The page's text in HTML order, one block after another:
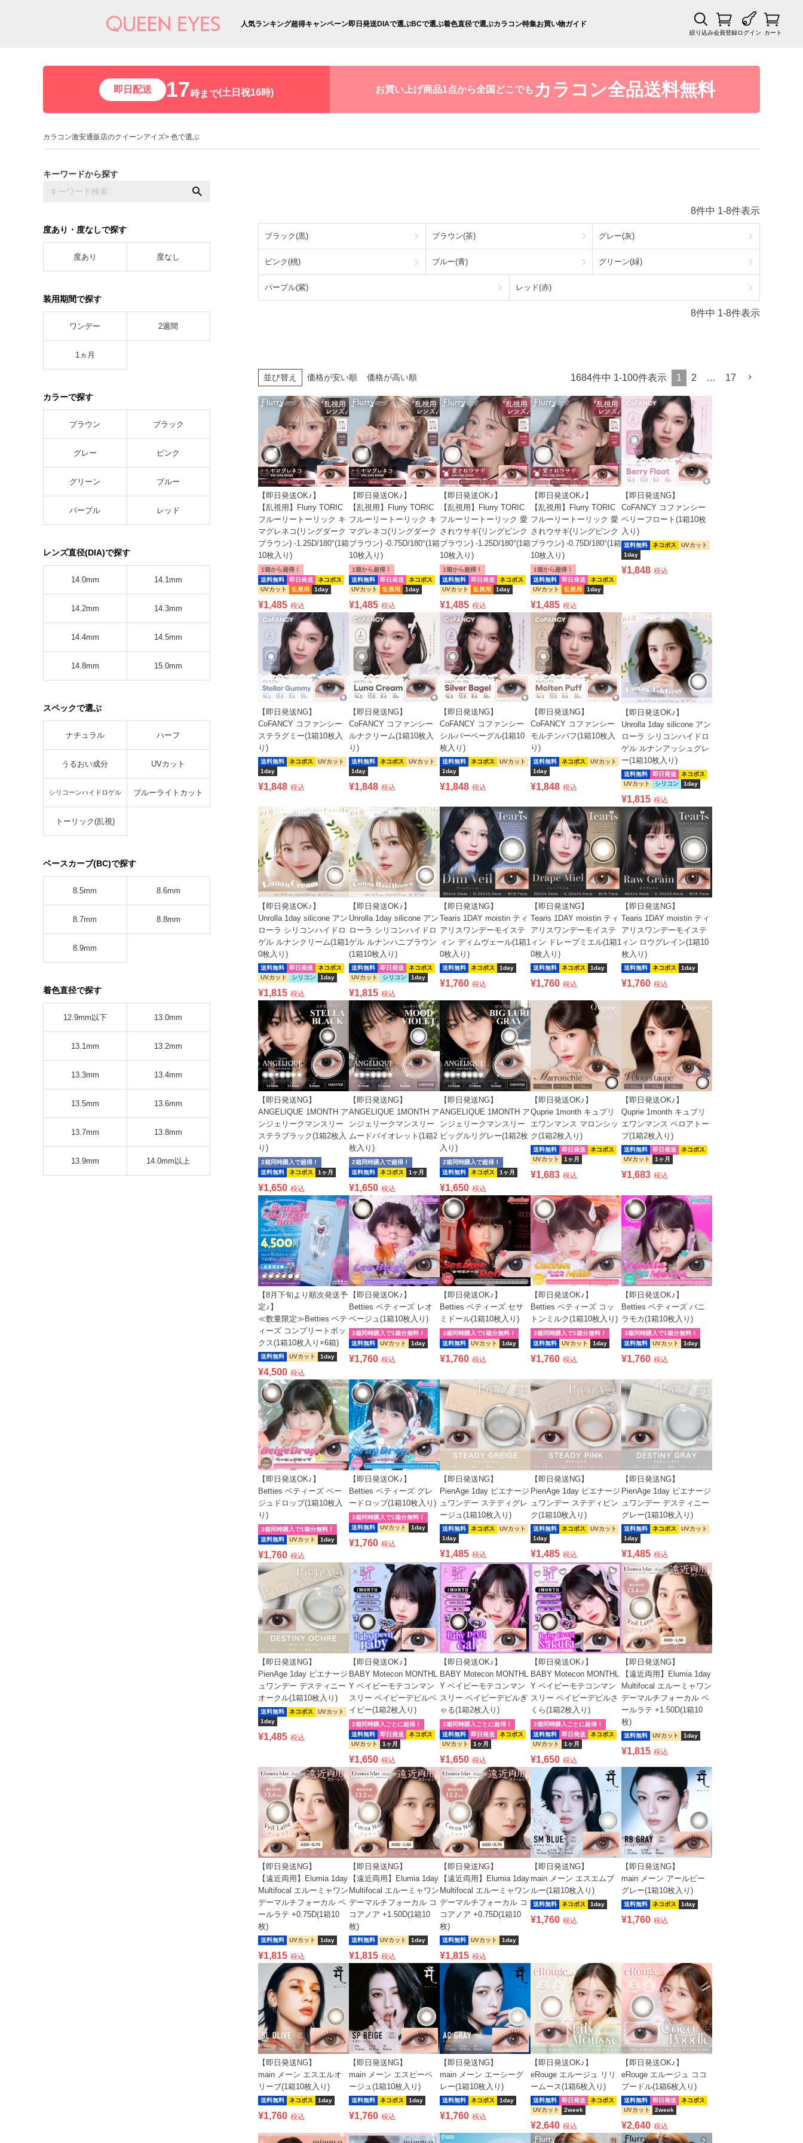
人気ランキング超得キャンペーン即日発送DIAで選ぶBCで選ぶ着色直径で選ぶカラコン特集お買い物ガイド
絞り込み会員登録ログイン カート
即日配送 17時まで(土日祝16時) お買い上げ商品1点から全国どこでも カラコン全品送料無料
カラコン激安通販店のクイーンアイズ 色で選ぶ
キーワードから探す
度あり・度なしで探す
度あり 度なし
装用期間で探す
ワンデー 2週間
1ヵ月
カラーで探す
ブラウン ブラック
グレー ピンク
グリーン ブルー
パープル レッド
レンズ直径(DIA)で探す
14.0mm 14.1mm
14.2mm 14.3mm
14.4mm 14.5mm
14.8mm 15.0mm
スペックで選ぶ
ナチュラル ハーフ
うるおい成分 UVカット
シリコーンハイドロゲル ブルーライトカット
トーリック(乱視)
ベースカーブ(BC)で探す
8.5mm 8.6mm
8.7mm 8.8mm
8.9mm
着色直径で探す
12.9mm以下 13.0mm
13.1mm 13.2mm
13.3mm 13.4mm
13.5mm 13.6mm
13.7mm 13.8mm
13.9mm 14.0mm以上
8件中 1-8件表示
ブラック(黒) ブラウン(茶) グレー(灰)
ピンク(桃) ブルー(青) グリーン(緑)
パープル(紫) レッド(赤)
8件中 1-8件表示
並び替え 価格が安い順 価格が高い順 1684件中 1-100件表示 1 2 … 17
【即日発送OK♪】
【乱視用】Flurry TORIC
フルーリートーリック キ
マグレネコ(リングダーク
ブラウン) -1.25D/180°(1箱
10枚入り)
送料無料 即日発送
ネコポス
UVカット
乱視用 1day
1箱から超得！
¥1,485 税込
【即日発送OK♪】
【乱視用】Flurry TORIC
フルーリートーリック キ
マグレネコ(リングダーク
ブラウン) -0.75D/180°(1箱
10枚入り)
送料無料 即日発送
ネコポス
UVカット
乱視用 1day
1箱から超得！
¥1,485 税込
【即日発送OK♪】
【乱視用】Flurry TORIC
フルーリートーリック 愛
されウサギ(リングピンク
ブラウン) -1.25D/180°(1箱
10枚入り)
送料無料 即日発送
ネコポス
UVカット
乱視用 1day
1箱から超得！
¥1,485 税込
【即日発送OK♪】
【乱視用】Flurry TORIC
フルーリートーリック 愛
されウサギ(リングピンク
ブラウン) -0.75D/180°(1箱
10枚入り)
送料無料 即日発送
ネコポス
UVカット
乱視用 1day
1箱から超得！
¥1,485 税込
【即日発送NG】
CoFANCY コファンシー
ベリーフロート(1箱10枚
入り)
送料無料 ネコポス
UVカット
1day
¥1,848 税込
【即日発送NG】
CoFANCY コファンシー
ステラグミー(1箱10枚入
り)
送料無料 ネコポス
UVカット
1day
¥1,848 税込
【即日発送NG】
CoFANCY コファンシー
ルナクリーム(1箱10枚入
り)
送料無料 ネコポス
UVカット
1day
¥1,848 税込
【即日発送NG】
CoFANCY コファンシー
シルバーベーグル(1箱10
枚入り)
送料無料 ネコポス
UVカット
1day
¥1,848 税込
【即日発送NG】
CoFANCY コファンシー
モルテンパフ(1箱10枚入
り)
送料無料 ネコポス
UVカット
1day
¥1,848 税込
【即日発送OK♪】
Unrolla 1day silicone アン
ローラ シリコンハイドロ
ゲル ルナンアッシュグレ
ー(1箱10枚入り)
送料無料 即日発送
ネコポス
UVカット
シリコン 1day
¥1,815 税込
【即日発送OK♪】
Unrolla 1day silicone アン
ローラ シリコンハイドロ
ゲル ルナンクリーム(1箱1
0枚入り)
送料無料 即日発送
ネコポス
UVカット
シリコン 1day
¥1,815 税込
【即日発送OK♪】
Unrolla 1day silicone アン
ローラ シリコンハイドロ
ゲル ルナンハニブラウン
(1箱10枚入り)
送料無料 即日発送
ネコポス
UVカット
シリコン 1day
¥1,815 税込
【即日発送NG】
Tearis 1DAY moistin ティ
アリスワンデーモイステ
ィン ディムヴェール(1箱1
0枚入り)
送料無料 ネコポス 1day
¥1,760 税込
【即日発送NG】
Tearis 1DAY moistin ティ
アリスワンデーモイステ
ィン ドレープミエル(1箱1
0枚入り)
送料無料 ネコポス 1day
¥1,760 税込
【即日発送NG】
Tearis 1DAY moistin ティ
アリスワンデーモイステ
ィン ロウグレイン(1箱10
枚入り)
送料無料 ネコポス 1day
¥1,760 税込
【即日発送NG】
ANGELIQUE 1MONTH ア
ンジェリークマンスリー
ステラブラック(1箱2枚入
り)
送料無料 ネコポス 1ヶ月
2箱同時購入で超得！
¥1,650 税込
【即日発送NG】
ANGELIQUE 1MONTH ア
ンジェリークマンスリー
ムードバイオレット(1箱2
枚入り)
送料無料 ネコポス 1ヶ月
2箱同時購入で超得！
¥1,650 税込
【即日発送NG】
ANGELIQUE 1MONTH ア
ンジェリークマンスリー
ビッグルリグレー(1箱2枚
入り)
送料無料 ネコポス 1ヶ月
2箱同時購入で超得！
¥1,650 税込
【即日発送OK♪】
Quprie 1month キュプリ
エワンマンス マロンシッ
ク(1箱2枚入り)
送料無料 即日発送
ネコポス
UVカット
1ヶ月
¥1,683 税込
【即日発送OK♪】
Quprie 1month キュプリ
エワンマンス ベロアトー
プ(1箱2枚入り)
送料無料 即日発送
ネコポス
UVカット
1ヶ月
¥1,683 税込
【8月下旬より順次発送予
定♪】
≪数量限定≫Betties ベテ
ィーズ コンプリートボッ
クス(1箱10枚入り×6箱)
送料無料 UVカット 1day
¥4,500 税込
【即日発送OK♪】
Betties ベティーズ レオ
ベージュ(1箱10枚入り)
送料無料 UVカット 1day
3箱同時購入で1箱分無料！
¥1,760 税込
【即日発送OK♪】
Betties ベティーズ セサ
ミドール(1箱10枚入り)
送料無料 UVカット 1day
3箱同時購入で1箱分無料！
¥1,760 税込
【即日発送OK♪】
Betties ベティーズ コッ
トンミルク(1箱10枚入り)
送料無料 UVカット 1day
3箱同時購入で1箱分無料！
¥1,760 税込
【即日発送OK♪】
Betties ベティーズ バニ
ラモカ(1箱10枚入り)
送料無料 UVカット 1day
3箱同時購入で1箱分無料！
¥1,760 税込
【即日発送OK♪】
Betties ベティーズ ベー
ジュドロップ(1箱10枚入
り)
送料無料 UVカット 1day
3箱同時購入で1箱分無料！
¥1,760 税込
【即日発送OK♪】
Betties ベティーズ グレ
ードロップ(1箱10枚入り)
送料無料 UVカット 1day
3箱同時購入で1箱分無料！
¥1,760 税込
【即日発送NG】
PienAge 1day ピエナージ
ュワンデー ステディグレ
ージュ(1箱10枚入り)
送料無料 ネコポス
UVカット
1day
¥1,485 税込
【即日発送NG】
PienAge 1day ピエナージ
ュワンデー ステディピン
ク(1箱10枚入り)
送料無料 ネコポス
UVカット
1day
¥1,485 税込
【即日発送NG】
PienAge 1day ピエナージ
ュワンデー デスティニー
グレー(1箱10枚入り)
送料無料 ネコポス
UVカット
1day
¥1,485 税込
【即日発送NG】
PienAge 1day ピエナージ
ュワンデー デスティニー
オークル(1箱10枚入り)
送料無料 ネコポス
UVカット
1day
¥1,485 税込
【即日発送OK♪】
BABY Motecon MONTHL
Y ベイビーモテコンマン
スリー ベイビーデビルベ
イビー(1箱2枚入り)
送料無料 即日発送
ネコポス
UVカット
1ヶ月
2箱同時購入ごとに超得！
¥1,650 税込
【即日発送OK♪】
BABY Motecon MONTHL
Y ベイビーモテコンマン
スリー ベイビーデビルぎ
ゃる(1箱2枚入り)
送料無料 即日発送
ネコポス
UVカット
1ヶ月
2箱同時購入ごとに超得！
¥1,650 税込
【即日発送OK♪】
BABY Motecon MONTHL
Y ベイビーモテコンマン
スリー ベイビーデビルさ
くら(1箱2枚入り)
送料無料 即日発送
ネコポス
UVカット
1ヶ月
2箱同時購入ごとに超得！
¥1,650 税込
【即日発送NG】
【遠近両用】Elumia 1day
Multifocal エルーミャワン
デーマルチフォーカル ベ
ールラテ +1.50D(1箱10
枚)
送料無料 UVカット 1day
¥1,815 税込
【即日発送NG】
【遠近両用】Elumia 1day
Multifocal エルーミャワン
デーマルチフォーカル ベ
ールラテ +0.75D(1箱10
枚)
送料無料 UVカット 1day
¥1,815 税込
【即日発送NG】
【遠近両用】Elumia 1day
Multifocal エルーミャワン
デーマルチフォーカル コ
コアノア +1.50D(1箱10
枚)
送料無料 UVカット 1day
¥1,815 税込
【即日発送NG】
【遠近両用】Elumia 1day
Multifocal エルーミャワン
デーマルチフォーカル コ
コアノア +0.75D(1箱10
枚)
送料無料 UVカット 1day
¥1,815 税込
【即日発送NG】
main メーン エスエムブ
ルー(1箱10枚入り)
送料無料 ネコポス 1day
¥1,760 税込
【即日発送NG】
main メーン アールビー
グレー(1箱10枚入り)
送料無料 ネコポス 1day
¥1,760 税込
【即日発送NG】
main メーン エスエルオ
リーブ(1箱10枚入り)
送料無料 ネコポス 1day
¥1,760 税込
【即日発送NG】
main メーン エスピーベ
ージュ(1箱10枚入り)
送料無料 ネコポス 1day
¥1,760 税込
【即日発送NG】
main メーン エーシーグ
レー(1箱10枚入り)
送料無料 ネコポス 1day
¥1,760 税込
【即日発送OK♪】
eRouge エルージュ リリ
ームース(1箱6枚入り)
送料無料 即日発送
ネコポス
UVカット
2week
¥2,640 税込
【即日発送OK♪】
eRouge エルージュ ココ
プードル(1箱6枚入り)
送料無料 即日発送
ネコポス
UVカット
2week
¥2,640 税込